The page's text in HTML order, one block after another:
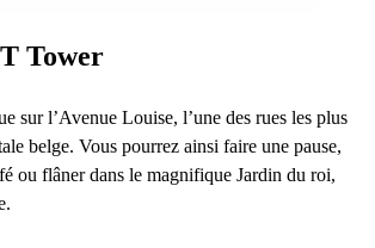
Tower
sur l’Avenue Louise, l’une des rues les plus
belge. Vous pourrez ainsi faire une pause,
ou flâner dans le magnifique Jardin du roi,